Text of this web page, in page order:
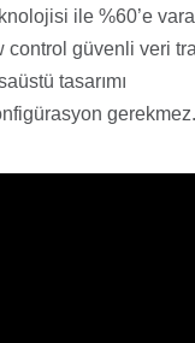
ile %60’e
control güvenli veri
tasarımı
gerekmez.